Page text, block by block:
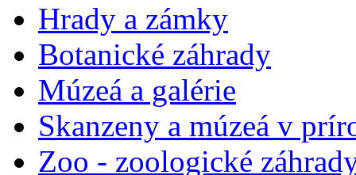
Hrady a zámky
Botanické záhrady
Múzeá a galérie
Skanzeny a múzeá v
Zoo - zoologické